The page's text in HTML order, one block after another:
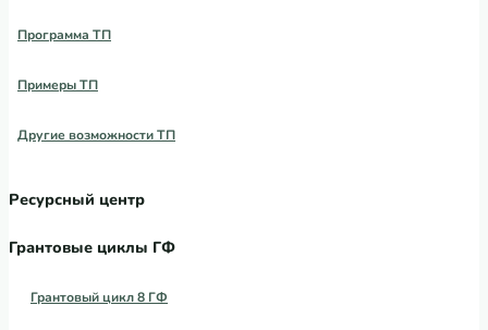
Программа ТП
Примеры ТП
Другие возможности ТП
Ресурсный центр
Грантовые циклы ГФ
Грантовый цикл 8 ГФ